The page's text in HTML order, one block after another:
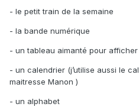
- le petit train de la semaine
- la bande numérique
- un tableau aimanté pour
- un calendrier (j’utilise aussi le
maitresse Manon )
- un alphabet